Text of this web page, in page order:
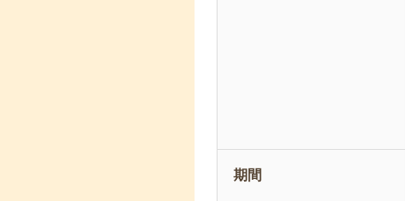
期間